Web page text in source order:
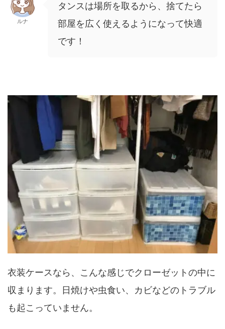
ルナ
タンスは場所を取るから、捨てたら
部屋を広く使えるようになって快適
です！
衣装ケースなら、こんな感じでクローゼットの中に
収まります。日焼けや虫食い、カビなどのトラブル
も起こっていません。